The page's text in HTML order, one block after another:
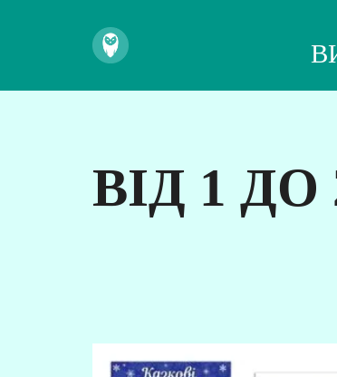
ВІД 1 ДО